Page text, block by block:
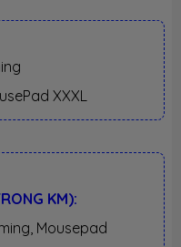
XXXL
KM):
Mousepad